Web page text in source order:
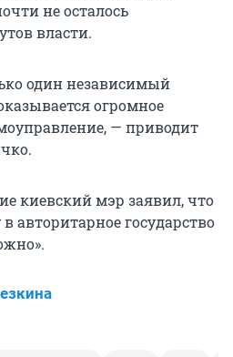
не осталось
власти.
один независимый
огромное
— приводит
киевский мэр заявил, что
авторитарное государство